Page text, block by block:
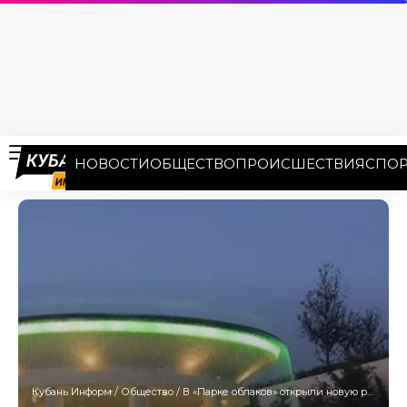
НОВОСТИОБЩЕСТВОПРОИСШЕСТВИЯ
Кубань Информ/ Общество / В «Парке облаков» открыли новую романтичную локацию